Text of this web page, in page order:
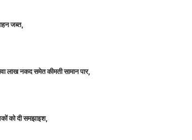
जब्त,
लाख नकद समेत कीमती सामान पार,
को दी समझाइश,